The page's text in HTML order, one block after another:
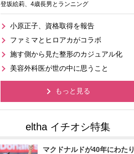
登坂絵莉、4歳長男とランニング
小原正子、資格取得を報告
ファミマとヒロアカがコラボ
施す側から見た整形のカジュアル化
美容外科医が世の中に思うこと
もっと見る
マクドナルドが40年にわたり